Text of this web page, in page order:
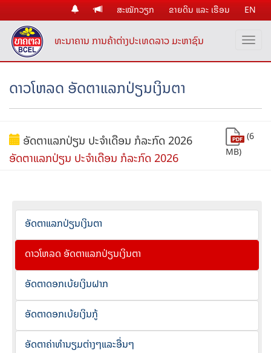
ສະໝັກວຽກ ຂາຍດິນ ແລະ ເຮືອນ EN
ທະນາຄານ ການຄ້າຕ່າງປະເທດລາວ ມະຫາຊົນ
ດາວໂຫລດ ອັດຕາແລກປ່ຽນເງິນຕາ
ອັດຕາແລກປ່ຽນ ປະຈຳເດືອນ ກໍລະກົດ 2026
ອັດຕາແລກປ່ຽນ ປະຈຳເດືອນ ກໍລະກົດ 2026
(6
MB)
ອັດຕາແລກປ່ຽນເງິນຕາ
ດາວໂຫລດ ອັດຕາແລກປ່ຽນເງິນຕາ
ອັດຕາດອກເບ້ຍເງິນຝາກ
ອັດຕາດອກເບ້ຍເງິນກູ້
ອັດຕາຄ່າທຳນຽມຕ່າງໆແລະອື່ນໆ